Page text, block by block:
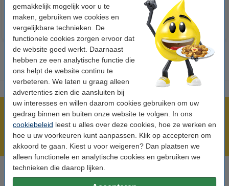
gemakkelijk mogelijk voor u te
maken, gebruiken we cookies en
vergelijkbare technieken. De
functionele cookies zorgen ervoor dat
de website goed werkt. Daarnaast
hebben ze een analytische functie die
ons helpt de website continu te
verbeteren. We laten u graag alleen
advertenties zien die aansluiten bij
uw interesses en willen daarom cookies gebruiken om uw
gedrag binnen en buiten onze website te volgen. In ons
cookiebeleid leest u alles over deze cookies, hoe ze werken en
hoe u uw voorkeuren kunt aanpassen. Klik op accepteren om
akkoord te gaan. Kiest u voor weigeren? Dan plaatsen we
alleen functionele en analytische cookies en gebruiken we
technieken die daarop lijken.
Meer dan 5 miljoen klanten!
Voor 22.00 uur besteld, morgen in huis!
Hulp nodig? Bel ons op +32 (0)9 39 64 123
Op werkdagen van 8.30 tot 17 uur